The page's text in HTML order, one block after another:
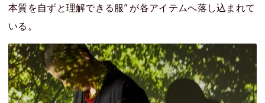
本質を自ずと理解できる服” が各アイテムへ落し込まれて
いる。